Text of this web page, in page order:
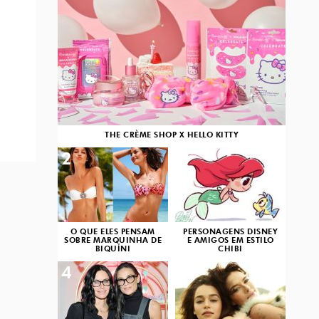
THE CRÈME SHOP X HELLO KITTY
O QUE ELES PENSAM
SOBRE MARQUINHA DE
BIQUÍNI
2
PERSONAGENS DISNEY
E AMIGOS EM ESTILO
CHIBI
3
4